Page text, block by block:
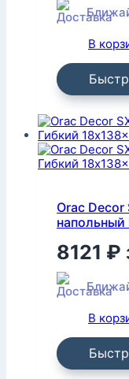
В
Orac Decor
8121 ₽
В